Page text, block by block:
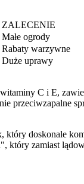
ZALECENIE
Małe ogrody
Rabaty warzywne
Duże uprawy
C i E,
przeciwzapalne
doskonale
który zamiast